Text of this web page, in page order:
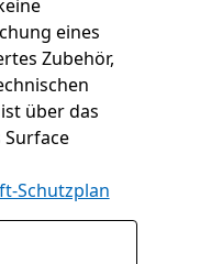
eines
Zubehör,
über das
Schutzplan